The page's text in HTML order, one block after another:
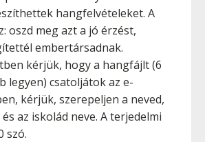
hangfelvételeket. A
oszd meg azt a jó érzést,
embertársadnak.
kérjük, hogy a hangfájlt (6
legyen) csatoljátok az e-
kérjük, szerepeljen a neved,
az iskolád neve. A terjedelmi
szó.